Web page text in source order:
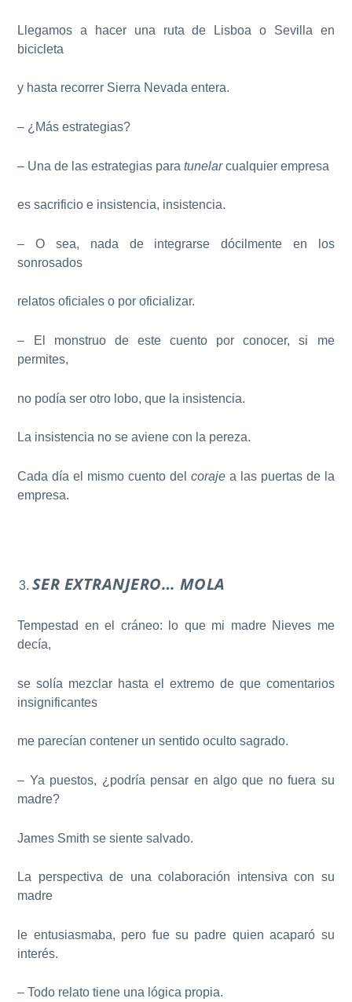
Llegamos a hacer una ruta de Lisboa o Sevilla en
bicicleta
y hasta recorrer Sierra Nevada entera.
– ¿Más estrategias?
– Una de las estrategias paratunelarcualquier empresa
es sacrificio e insistencia, insistencia.
– O sea, nada de integrarse dócilmente en los
sonrosados
relatos oficiales o por oficializar.
– El monstruo de este cuento por conocer, si me
permites,
no podía ser otro lobo, que la insistencia.
La insistencia no se aviene con la pereza.
Cada día el mismo cuento del corajea las puertas de la
empresa.
SER EXTRANJERO… MOLA
Tempestad en el cráneo: lo que mi madre Nieves me
decía,
se solía mezclar hasta el extremo de que comentarios
insignificantes
me parecían contener un sentido oculto sagrado.
– Ya puestos, ¿podría pensar en algo que no fuera su
madre?
James Smith se siente salvado.
La perspectiva de una colaboración intensiva con su
madre
le entusiasmaba, pero fue su padre quien acaparó su
interés.
– Todo relato tiene una lógica propia.